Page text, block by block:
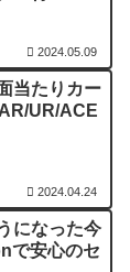
2024.05.09
当たりカー
UR/ACE
2024.04.24
になった今
で安心のセ